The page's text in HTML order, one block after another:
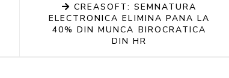
CREASOFT: SEMNATURA
ELECTRONICA ELIMINA PANA LA
40% DIN MUNCA BIROCRATICA
DIN HR